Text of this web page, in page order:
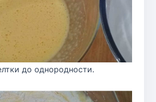
до однородности.